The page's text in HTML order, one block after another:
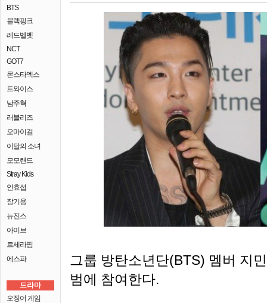
BTS
블랙핑크
레드벨벳
NCT
GOT7
몬스타엑스
트와이스
남주혁
러블리즈
오마이걸
이달의 소녀
모모랜드
Stray Kids
안효섭
장기용
뉴진스
아이브
르세라핌
에스파
드라마
오징어 게임
그룹 방탄소년단(BTS) 멤버 지
범에 참여한다.